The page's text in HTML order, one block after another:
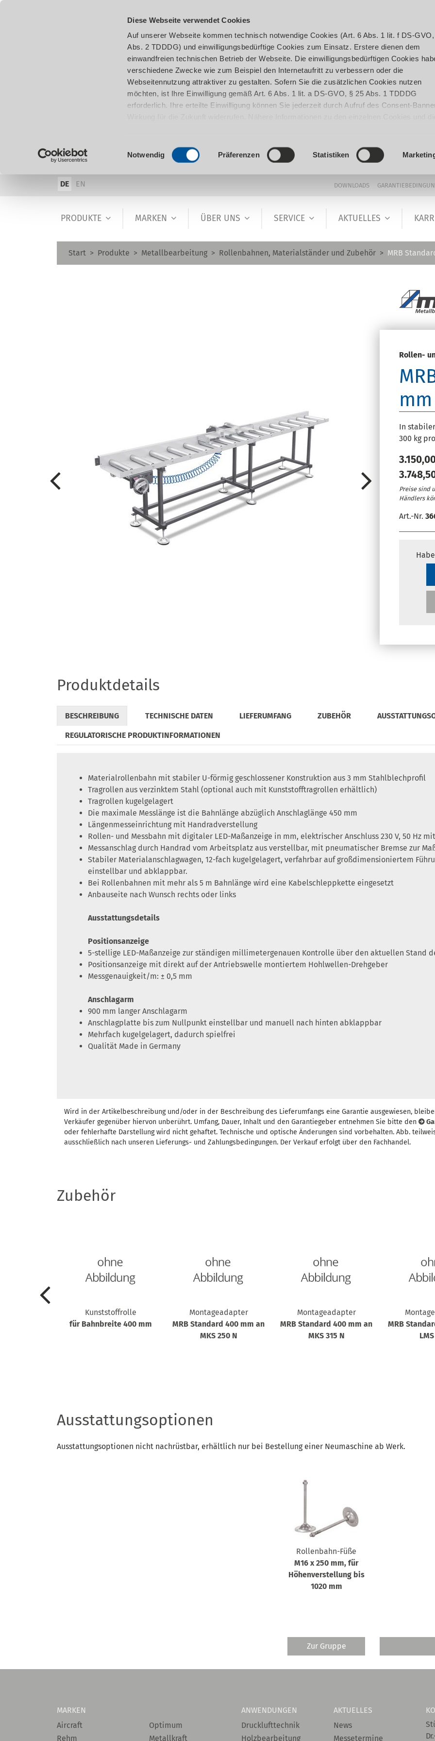
Diese Webseite verwendet Cookies
Auf unserer Webseite kommen technisch notwendige Cookies (Art. 6 Abs. 1 lit. f DS-
Abs. 2 TDDDG) und einwilligungsbedürftige Cookies zum Einsatz. Erstere dienen dem
einwandfreien technischen Betrieb der Webseite. Die einwilligungsbedürftigen Cookies
verschiedene Zwecke wie zum Beispiel den Internetaufritt zu verbessern oder die
Webseitennutzung attraktiver zu gestalten. Sofern Sie die zusätzlichen Cookies nutzen
möchten, ist Ihre Einwilligung gemäß Art. 6 Abs. 1 lit. a DS-GVO, § 25 Abs. 1 TDDDG
erforderlich. Ihre erteilte Einwilligung können Sie jederzeit durch Aufruf des Consent-
Einwilligungsauswahl
Notwendig Präferenzen Statistiken
DE EN DOWNLOADS
PRODUKTE MARKEN ÜBER UNS SERVICE AKTUELLES
Start Produkte Metallbearbeitung Rollenbahnen, Materialständer und Zubehör MRB
Rollen-
In
300 kg
Preise sind
Händlers
Art.-Nr.
Produktdetails
BESCHREIBUNG TECHNISCHE DATEN LIEFERUMFANG ZUBEHÖR
REGULATORISCHE PRODUKTINFORMATIONEN
Materialrollenbahn mit stabiler U-förmig geschlossener Konstruktion aus 3 mm Stahlblechprofil
Tragrollen aus verzinktem Stahl (optional auch mit Kunststofftragrollen erhältlich)
Tragrollen kugelgelagert
Die maximale Messlänge ist die Bahnlänge abzüglich Anschlaglänge 450 mm
Längenmesseinrichtung mit Handradverstellung
Rollen- und Messbahn mit digitaler LED-Maßanzeige in mm, elektrischer Anschluss 230 V, 50 Hz
Messanschlag durch Handrad vom Arbeitsplatz aus verstellbar, mit pneumatischer Bremse zur
Stabiler Materialanschlagwagen, 12-fach kugelgelagert, verfahrbar auf großdimensioniertem
einstellbar und abklappbar.
Bei Rollenbahnen mit mehr als 5 m Bahnlänge wird eine Kabelschleppkette eingesetzt
Anbauseite nach Wunsch rechts oder links
Ausstattungsdetails
Positionsanzeige
5-stellige LED-Maßanzeige zur ständigen millimetergenauen Kontrolle über den aktuellen Stand
Positionsanzeige mit direkt auf der Antriebswelle montiertem Hohlwellen-Drehgeber
Messgenauigkeit/m: ± 0,5 mm
Anschlagarm
900 mm langer Anschlagarm
Anschlagplatte bis zum Nullpunkt einstellbar und manuell nach hinten abklappbar
Mehrfach kugelgelagert, dadurch spielfrei
Qualität Made in Germany
Wird in der Artikelbeschreibung und/oder in der Beschreibung des Lieferumfangs eine Garantie ausgewiesen,
Verkäufer gegenüber hiervon unberührt. Umfang, Dauer, Inhalt und den Garantiegeber entnehmen Sie bitte den
oder fehlerhafte Darstellung wird nicht gehaftet. Technische und optische Änderungen sind vorbehalten. Abb.
ausschließlich nach unseren Lieferungs- und Zahlungsbedingungen. Der Verkauf erfolgt über den Fachhandel.
Zubehör
Kunststoffrolle
für Bahnbreite 400 mm
Montageadapter
MRB Standard 400 mm an
MKS 250 N
Montageadapter
MRB Standard 400 mm an
MKS 315 N
MRB
Ausstattungsoptionen
Ausstattungsoptionen nicht nachrüstbar, erhältlich nur bei Bestellung einer Neumaschine ab Werk.
Rollenbahn-Füße
M16 x 250 mm, für
Höhenverstellung bis
1020 mm
Zur Gruppe
MARKEN
Aircraft
Rehm
Optimum
Metallkraft
ANWENDUNGEN
Drucklufttechnik
Holzbearbeitung
AKTUELLES
News
Messetermine